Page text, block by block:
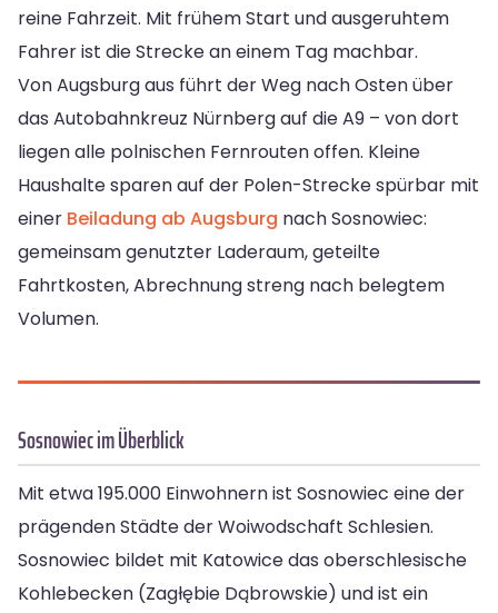
reine Fahrzeit. Mit frühem Start und ausgeruhtem
Fahrer ist die Strecke an einem Tag machbar.
Von Augsburg aus führt der Weg nach Osten über
das Autobahnkreuz Nürnberg auf die A9 – von dort
liegen alle polnischen Fernrouten offen. Kleine
Haushalte sparen auf der Polen-Strecke spürbar mit
einer Beiladung ab Augsburg nach Sosnowiec:
gemeinsam genutzter Laderaum, geteilte
Fahrtkosten, Abrechnung streng nach belegtem
Volumen.
Sosnowiec im Überblick
Mit etwa 195.000 Einwohnern ist Sosnowiec eine der
prägenden Städte der Woiwodschaft Schlesien.
Sosnowiec bildet mit Katowice das oberschlesische
Kohlebecken (Zagłębie Dąbrowskie) und ist ein